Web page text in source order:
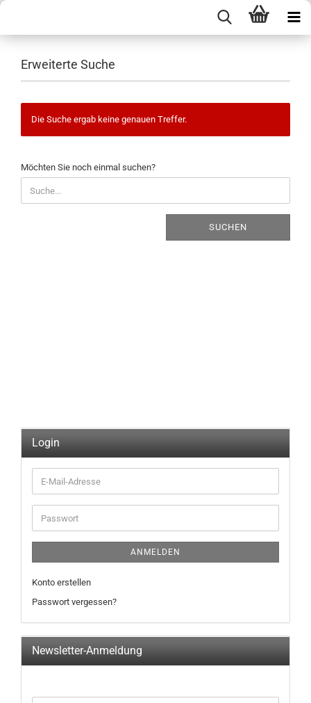
Erweiterte Suche
Die Suche ergab keine genauen Treffer.
MÖCHTEN
SIE
NOCH
EINMAL
Möchten Sie noch einmal suchen?
SUCHEN
Login
E-
Mail-
Adresse
Passwort
ANMELDEN
Konto erstellen
Passwort vergessen?
Newsletter-Anmeldung